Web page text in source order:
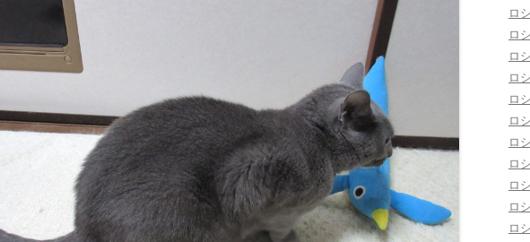
ロ
ロ
ロ
ロ
ロ
ロ
ロ
ロ
ロ
ロ
ロ